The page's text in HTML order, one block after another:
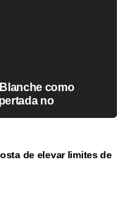
como
no
de elevar limites de